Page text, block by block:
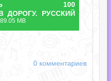
100
ДОРОГУ. РУССКИЙ
2.TORRENT
MB
0 комментариев